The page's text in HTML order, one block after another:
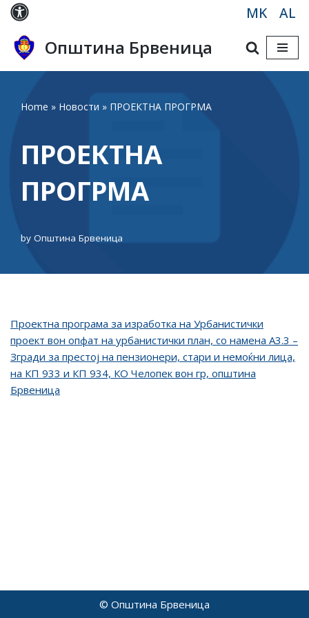
Skip
to
content
MK AL
Општина Брвеница
Home » Новости » ПРОЕКТНА ПРОГРМА
ПРОЕКТНА
ПРОГРМА
by Општина Брвеница
Проектна програма за изработка на Урбанистички
проект вон опфат на урбанистички план, со намена А3.3 –
Згради за престој на пензионери, стари и немоќни лица,
на КП 933 и КП 934, КО Челопек вон гр, општина
Брвеница
© Општина Брвеница